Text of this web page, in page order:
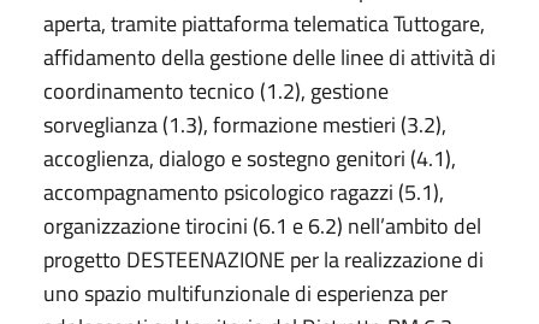
aperta, tramite piattaforma telematica Tuttogare,
affidamento della gestione delle linee di attività di
coordinamento tecnico (1.2), gestione
sorveglianza (1.3), formazione mestieri (3.2),
accoglienza, dialogo e sostegno genitori (4.1),
accompagnamento psicologico ragazzi (5.1),
organizzazione tirocini (6.1 e 6.2) nell’ambito del
progetto DESTEENAZIONE per la realizzazione di
uno spazio multifunzionale di esperienza per